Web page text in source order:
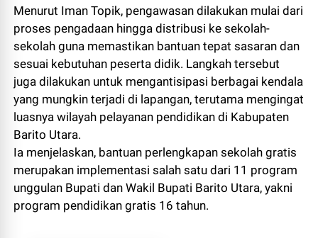
Menurut Iman Topik, pengawasan dilakukan mulai dari
proses pengadaan hingga distribusi ke sekolah-
sekolah guna memastikan bantuan tepat sasaran dan
sesuai kebutuhan peserta didik. Langkah tersebut
juga dilakukan untuk mengantisipasi berbagai kendala
yang mungkin terjadi di lapangan, terutama mengingat
luasnya wilayah pelayanan pendidikan di Kabupaten
Barito Utara.
Ia menjelaskan, bantuan perlengkapan sekolah gratis
merupakan implementasi salah satu dari 11 program
unggulan Bupati dan Wakil Bupati Barito Utara, yakni
program pendidikan gratis 16 tahun.